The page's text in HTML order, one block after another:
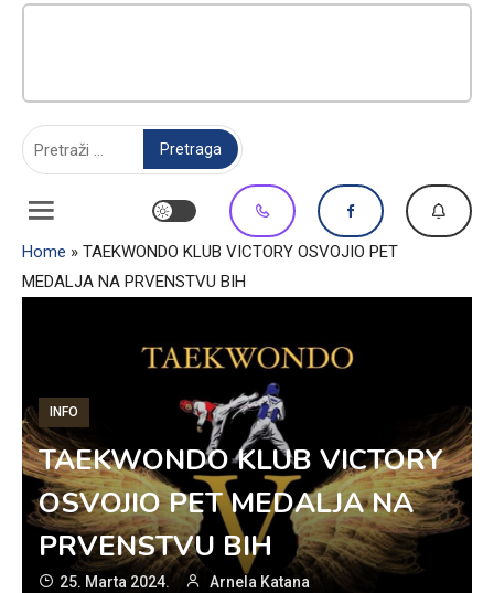
Home » TAEKWONDO KLUB VICTORY OSVOJIO PET
MEDALJA NA PRVENSTVU BIH
INFO
TAEKWONDO KLUB VICTORY
OSVOJIO PET MEDALJA NA
PRVENSTVU BIH
25. Marta 2024. Arnela Katana